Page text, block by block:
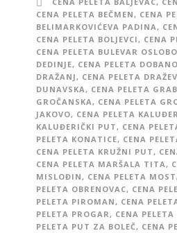
CENA PELETA BEČMEN, CENA
BELIMARKOVIĆEVA PADINA,
CENA PELETA BOLJEVCI, CENA
CENA PELETA BULEVAR
DEDINJE, CENA PELETA
DRAŽANJ, CENA PELETA
DUNAVSKA, CENA PELETA
GROČANSKA, CENA PELETA
JAKOVO, CENA PELETA
KALUĐERIČKI PUT, CENA
PELETA KONATICE, CENA
CENA PELETA KRUŽNI PUT,
CENA PELETA MARŠALA TITA,
MISLOĐIN, CENA PELETA
PELETA OBRENOVAC, CENA
PELETA PIROMAN, CENA
PELETA PROGAR, CENA PELETA
PELETA PUT ZA BOLEČ, CENA